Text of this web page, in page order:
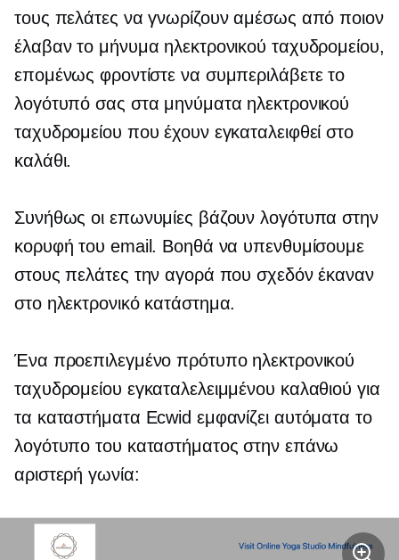
τους πελάτες να γνωρίζουν αμέσως από ποιον
έλαβαν το μήνυμα ηλεκτρονικού ταχυδρομείου,
επομένως φροντίστε να συμπεριλάβετε το
λογότυπό σας στα μηνύματα ηλεκτρονικού
ταχυδρομείου που έχουν εγκαταλειφθεί στο
καλάθι.
Συνήθως οι επωνυμίες βάζουν λογότυπα στην
κορυφή του email. Βοηθά να υπενθυμίσουμε
στους πελάτες την αγορά που σχεδόν έκαναν
στο ηλεκτρονικό κατάστημα.
Ένα προεπιλεγμένο πρότυπο ηλεκτρονικού
ταχυδρομείου εγκαταλελειμμένου καλαθιού για
τα καταστήματα Ecwid εμφανίζει αυτόματα το
λογότυπο του καταστήματος στην επάνω
αριστερή γωνία: